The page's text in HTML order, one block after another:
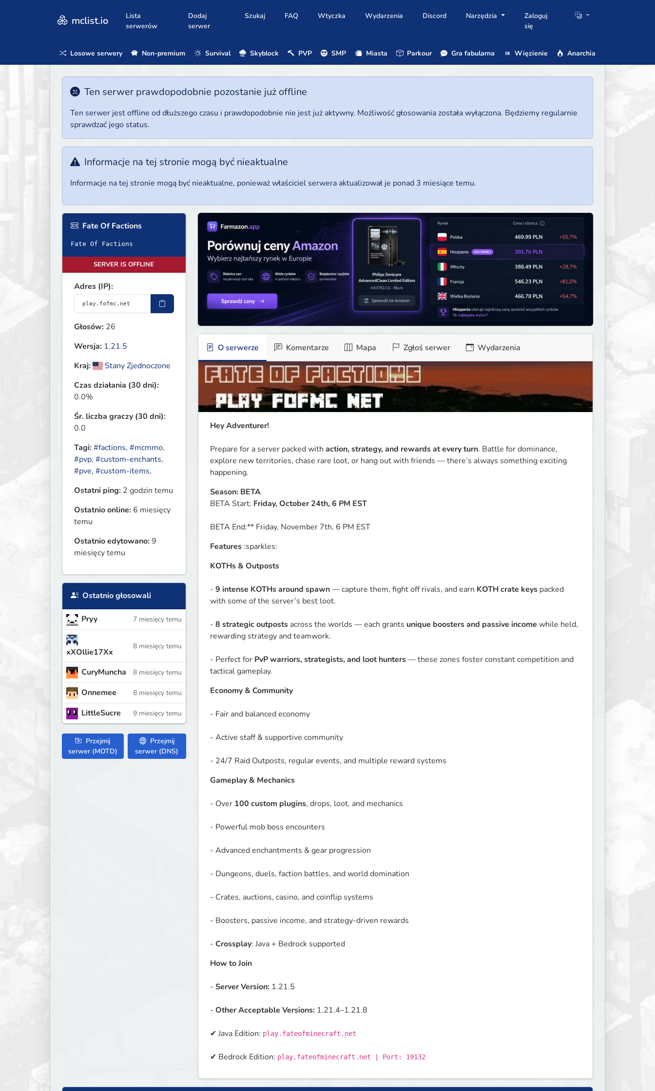
mclist.io
Lista
serwerów
Dodaj
serwer
Szukaj FAQ Wtyczka Wydarzenia Discord Narzędzia
Zaloguj
się
Losowe serwery Non-premium Survival Skyblock PVP SMP Miasta Parkour Gra fabularna Więzienie Anarchia
Ten serwer prawdopodobnie pozostanie już offline
Ten serwer jest offline od dłuższego czasu i prawdopodobnie nie jest już aktywny. Możliwość głosowania została wyłączona. Będziemy regularnie
sprawdzać jego status.
Informacje na tej stronie mogą być nieaktualne
Informacje na tej stronie mogą być nieaktualne, ponieważ właściciel serwera aktualizował je ponad 3 miesiące temu.
Fate Of Factions
Fate Of Factions
SERVER IS OFFLINE
Adres (IP):
Głosów: 26
Wersja: 1.21.5
Kraj:
Stany Zjednoczone
Czas działania (30 dni):
0.0%
Śr. liczba graczy (30 dni):
0.0
Tagi:#factions, #mcmmo,
#pvp, #custom-enchants,
#pve, #custom-items,
Ostatni ping: 2 godzin temu
Ostatnio online: 6 miesięcy
temu
Ostatnio edytowano:9
miesięcy temu
Ostatnio głosowali
Pryy 7 miesięcy temu
xXOllie17Xx
8 miesięcy temu
CuryMuncha 8 miesięcy temu
Onnemee 8 miesięcy temu
LittleSucre 9 miesięcy temu
Przejmij
serwer (MOTD)
Przejmij
serwer (DNS)
O serwerze Komentarze Mapa Zgłoś serwer Wydarzenia
Hey Adventurer!
Prepare for a server packed with action, strategy, and rewards at every turn. Battle for dominance,
explore new territories, chase rare loot, or hang out with friends — there’s always something exciting
happening.
Season: BETA
BETA Start: Friday, October 24th, 6 PM EST
BETA End:** Friday, November 7th, 6 PM EST
Features :sparkles:
KOTHs & Outposts
- 9 intense KOTHs around spawn — capture them, fight off rivals, and earn KOTH crate keys packed
with some of the server’s best loot.
- 8 strategic outposts across the worlds — each grants unique boosters and passive income while held,
rewarding strategy and teamwork.
- Perfect for PvP warriors, strategists, and loot hunters — these zones foster constant competition and
tactical gameplay.
Economy & Community
- Fair and balanced economy
- Active staff & supportive community
- 24/7 Raid Outposts, regular events, and multiple reward systems
Gameplay & Mechanics
- Over 100 custom plugins, drops, loot, and mechanics
- Powerful mob boss encounters
- Advanced enchantments & gear progression
- Dungeons, duels, faction battles, and world domination
- Crates, auctions, casino, and coinflip systems
- Boosters, passive income, and strategy-driven rewards
- Crossplay: Java + Bedrock supported
How to Join
- Server Version: 1.21.5
- Other Acceptable Versions: 1.21.4–1.21.8
✔ Java Edition: play.fateofminecraft.net
✔ Bedrock Edition: play.fateofminecraft.net | Port: 19132